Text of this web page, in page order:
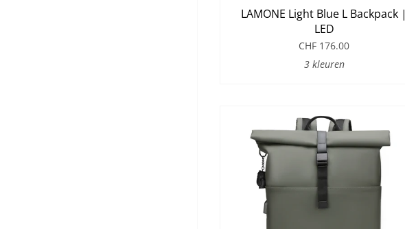
LAMONE Light Blue L Backpack |
LED
CHF 176.00
3 kleuren